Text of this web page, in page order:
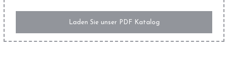
Laden Sie unser PDF Katalog